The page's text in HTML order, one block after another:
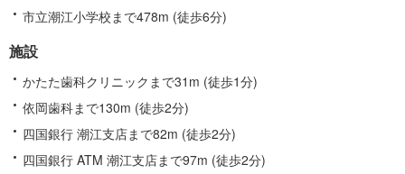
市立潮江小学校まで478m (徒歩6分)
施設
かたた歯科クリニックまで31m (徒歩1分)
依岡歯科まで130m (徒歩2分)
四国銀行 潮江支店まで82m (徒歩2分)
四国銀行 ATM 潮江支店まで97m (徒歩2分)